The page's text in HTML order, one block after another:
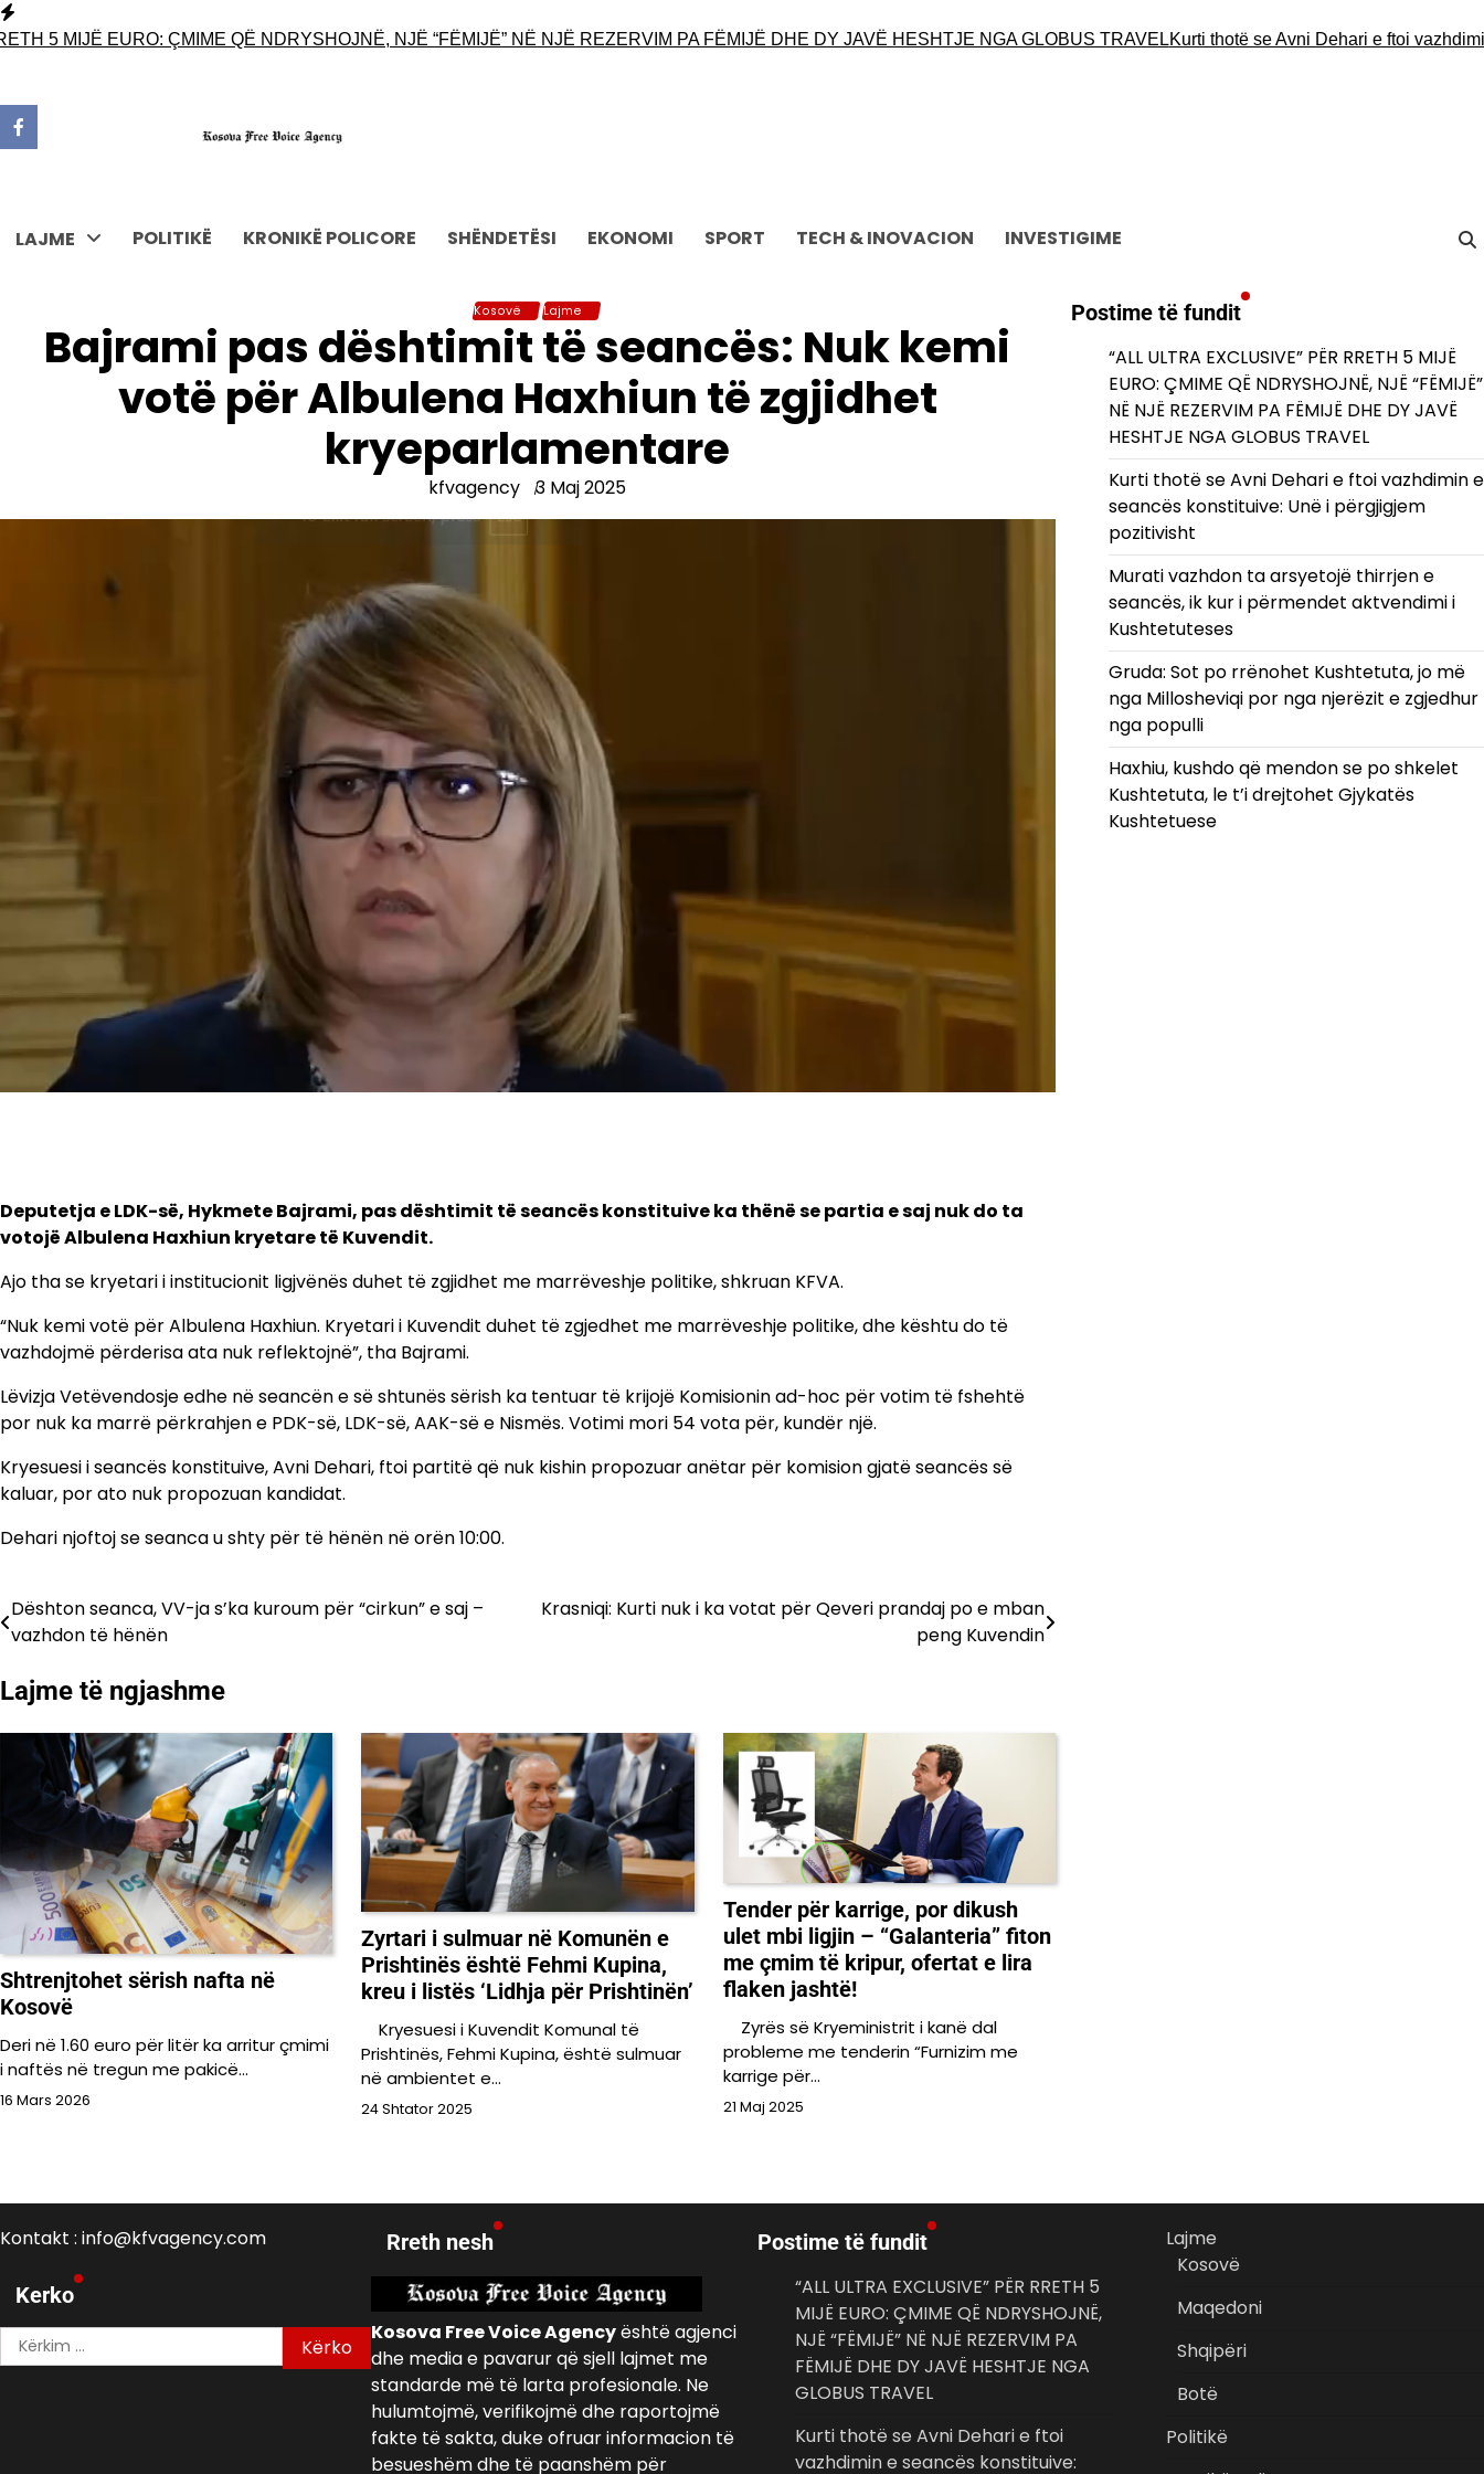
Skip
to5 MIJË EURO: ÇMIME QË NDRYSHOJNË, NJË “FËMIJË” NË NJË REZERVIM PA FËMIJË DHE DY JAVË HESHTJE NGA GLOBUS TRAVELKurti thotë se Avni Dehari e ftoi vazhdimin
LAJME POLITIKË KRONIKË POLICORE SHËNDETËSI EKONOMI SPORT TECH & INOVACION INVESTIGIME
Kosovë Lajme
Bajrami pas dështimit të seancës: Nuk kemi
votë për Albulena Haxhiun të zgjidhet
kryeparlamentare
kfvagency 3 Maj 2025
Deputetja e LDK-së, Hykmete Bajrami, pas dështimit të seancës konstituive ka thënë se partia e saj nuk do ta
votojë Albulena Haxhiun kryetare të Kuvendit.
Ajo tha se kryetari i institucionit ligjvënës duhet të zgjidhet me marrëveshje politike, shkruan KFVA.
“Nuk kemi votë për Albulena Haxhiun. Kryetari i Kuvendit duhet të zgjedhet me marrëveshje politike, dhe kështu do të
vazhdojmë përderisa ata nuk reflektojnë”, tha Bajrami.
Lëvizja Vetëvendosje edhe në seancën e së shtunës sërish ka tentuar të krijojë Komisionin ad-hoc për votim të fshehtë
por nuk ka marrë përkrahjen e PDK-së, LDK-së, AAK-së e Nismës. Votimi mori 54 vota për, kundër një.
Kryesuesi i seancës konstituive, Avni Dehari, ftoi partitë që nuk kishin propozuar anëtar për komision gjatë seancës së
kaluar, por ato nuk propozuan kandidat.
Dehari njoftoj se seanca u shty për të hënën në orën 10:00.
Lëvizje
postimet
Dështon seanca, VV-ja s’ka kuroum për “cirkun” e saj –
vazhdon të hënën
Krasniqi: Kurti nuk i ka votat për Qeveri prandaj po e mban
peng Kuvendin
Lajme të ngjashme
Shtrenjtohet sërish nafta në
Kosovë
Deri në 1.60 euro për litër ka arritur çmimi
i naftës në tregun me pakicë…
16 Mars 2026
Zyrtari i sulmuar në Komunën e
Prishtinës është Fehmi Kupina,
kreu i listës ‘Lidhja për Prishtinën’
Kryesuesi i Kuvendit Komunal të
Prishtinës, Fehmi Kupina, është sulmuar
në ambientet e…
24 Shtator 2025
Tender për karrige, por dikush
ulet mbi ligjin – “Galanteria” fiton
me çmim të kripur, ofertat e lira
flaken jashtë!
Zyrës së Kryeministrit i kanë dal
probleme me tenderin “Furnizim me
karrige për…
21 Maj 2025
Postime të fundit
“ALL ULTRA EXCLUSIVE” PËR RRETH 5 MIJË
EURO: ÇMIME QË NDRYSHOJNË, NJË “FËMIJË”
NË NJË REZERVIM PA FËMIJË DHE DY JAVË
HESHTJE NGA GLOBUS TRAVEL
Kurti thotë se Avni Dehari e ftoi vazhdimin e
seancës konstituive: Unë i përgjigjem
pozitivisht
Murati vazhdon ta arsyetojë thirrjen e
seancës, ik kur i përmendet aktvendimi i
Kushtetuteses
Gruda: Sot po rrënohet Kushtetuta, jo më
nga Millosheviqi por nga njerëzit e zgjedhur
nga populli
Haxhiu, kushdo që mendon se po shkelet
Kushtetuta, le t’i drejtohet Gjykatës
Kushtetuese
Kontakt : info@kfvagency.com
Kerko
Kërko
për:
Rreth nesh
Kosova Free Voice Agencyështë agjenci
dhe media e pavarur që sjell lajmet me
standarde më të larta profesionale. Ne
hulumtojmë, verifikojmë dhe raportojmë
fakte të sakta, duke ofruar informacion të
besueshëm dhe të paanshëm për
Postime të fundit
“ALL ULTRA EXCLUSIVE” PËR RRETH 5
MIJË EURO: ÇMIME QË NDRYSHOJNË,
NJË “FËMIJË” NË NJË REZERVIM PA
FËMIJË DHE DY JAVË HESHTJE NGA
GLOBUS TRAVEL
Kurti thotë se Avni Dehari e ftoi
vazhdimin e seancës konstituive:
Lajme
Kosovë
Maqedoni
Shqipëri
Botë
Politikë